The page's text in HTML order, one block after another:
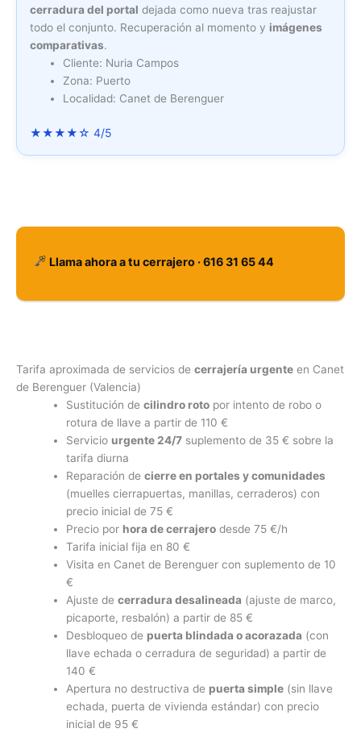
cerradura del portal dejada como nueva tras reajustar
todo el conjunto. Recuperación al momento y imágenes
comparativas.
Cliente: Nuria Campos
Zona: Puerto
Localidad: Canet de Berenguer
★★★★☆ 4/5
Llama ahora a tu cerrajero · 616 31 65 44
Tarifa aproximada de servicios de cerrajería urgente en Canet
de Berenguer (Valencia)
Sustitución de cilindro rotopor intento de robo o
rotura de llave a partir de 110 €
Servicio urgente 24/7suplemento de 35 € sobre la
tarifa diurna
Reparación de cierre en portales y comunidades
(muelles cierrapuertas, manillas, cerraderos) con
precio inicial de 75 €
Precio por hora de cerrajerodesde 75 €/h
Tarifa inicial fija en 80 €
Visita en Canet de Berenguer con suplemento de 10
€
Ajuste de cerradura desalineada (ajuste de marco,
picaporte, resbalón) a partir de 85 €
Desbloqueo de puerta blindada o acorazada (con
llave echada o cerradura de seguridad) a partir de
140 €
Apertura no destructiva de puerta simple(sin llave
echada, puerta de vivienda estándar) con precio
inicial de 95 €